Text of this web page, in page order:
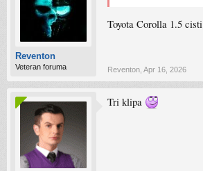
Reventon
Veteran foruma
Toyota Corolla 1.5
Reventon Apr 16, 2026
Tri klipa